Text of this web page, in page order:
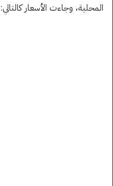
المحلية، وجاءت الأسعار كالتالي: